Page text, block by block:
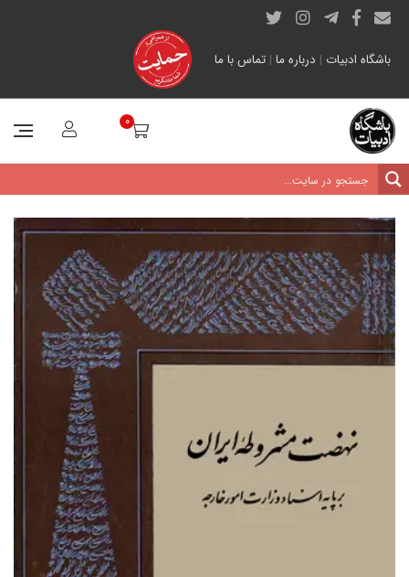
باشگاه ادبیات | درباره ما | تماس با ما
0